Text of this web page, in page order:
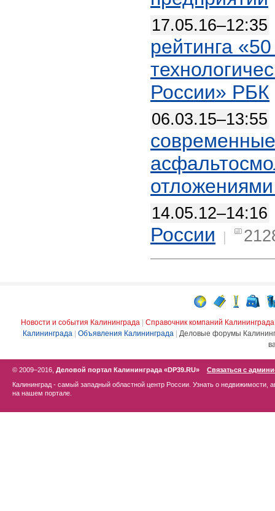
17.05.16–12:35
рейтинга
России» РБК
06.03.15–13:55
14.05.12–14:16
России |
Новости и события Калининграда
Справочник компаний Калининграда
Калининграда
Объявления Калининграда
Деловые форумы
© 2009–2016, Деловой портал Калининграда «DP39.RU»
Связаться с
Калининград - самый западный областной центр России. Узнать о недвижимости,
на нашем портале.